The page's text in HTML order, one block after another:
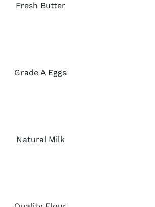
Fresh Butter
Grade A Eggs
Natural Milk